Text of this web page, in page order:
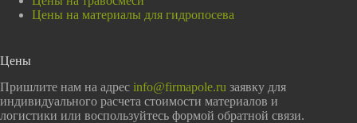
Цены на материалы для гидропосева
Цены
Пришлите нам на адрес info@firmapole.ru заявку для
индивидуального расчета стоимости материалов и
логистики или воспользуйтесь формой обратной связи.